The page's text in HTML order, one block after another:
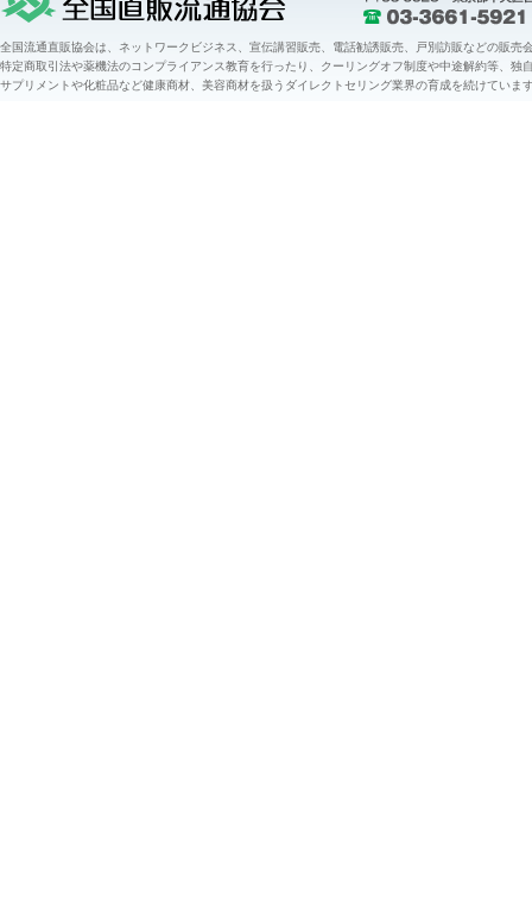
全国流通直販協会は、ネットワークビジネス、宣伝講習販売、電話勧誘販売、戸別訪販などの販売
特定商取引法や薬機法のコンプライアンス教育を行ったり、クーリングオフ制度や中途解約等、
サプリメントや化粧品など健康商材、美容商材を扱うダイレクトセリング業界の育成を続けていま